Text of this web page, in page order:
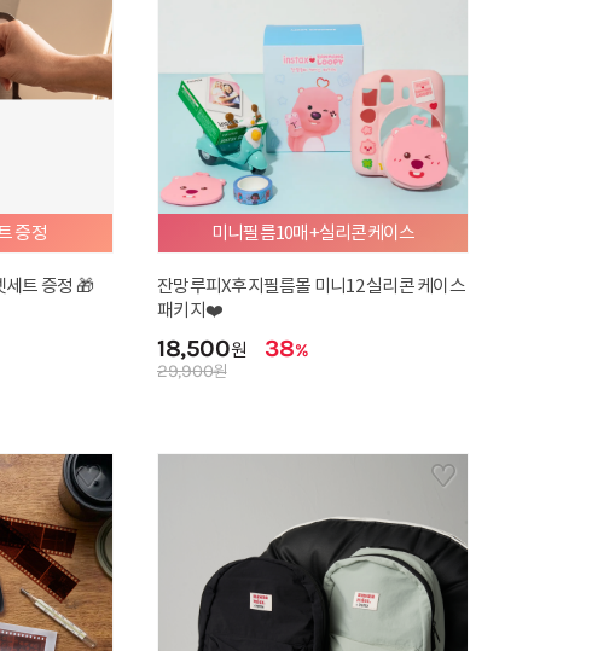
[Classic] Our love in bloom
21,900원